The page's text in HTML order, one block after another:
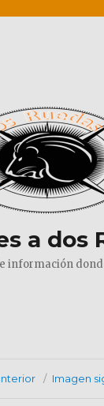
a dos
información
Imagen